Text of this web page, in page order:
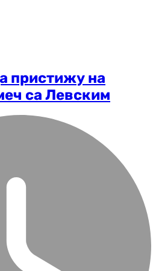
пристижу на
са Левским